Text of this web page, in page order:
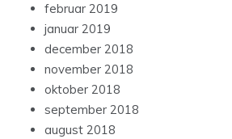
februar 2019
januar 2019
december 2018
november 2018
oktober 2018
september 2018
august 2018